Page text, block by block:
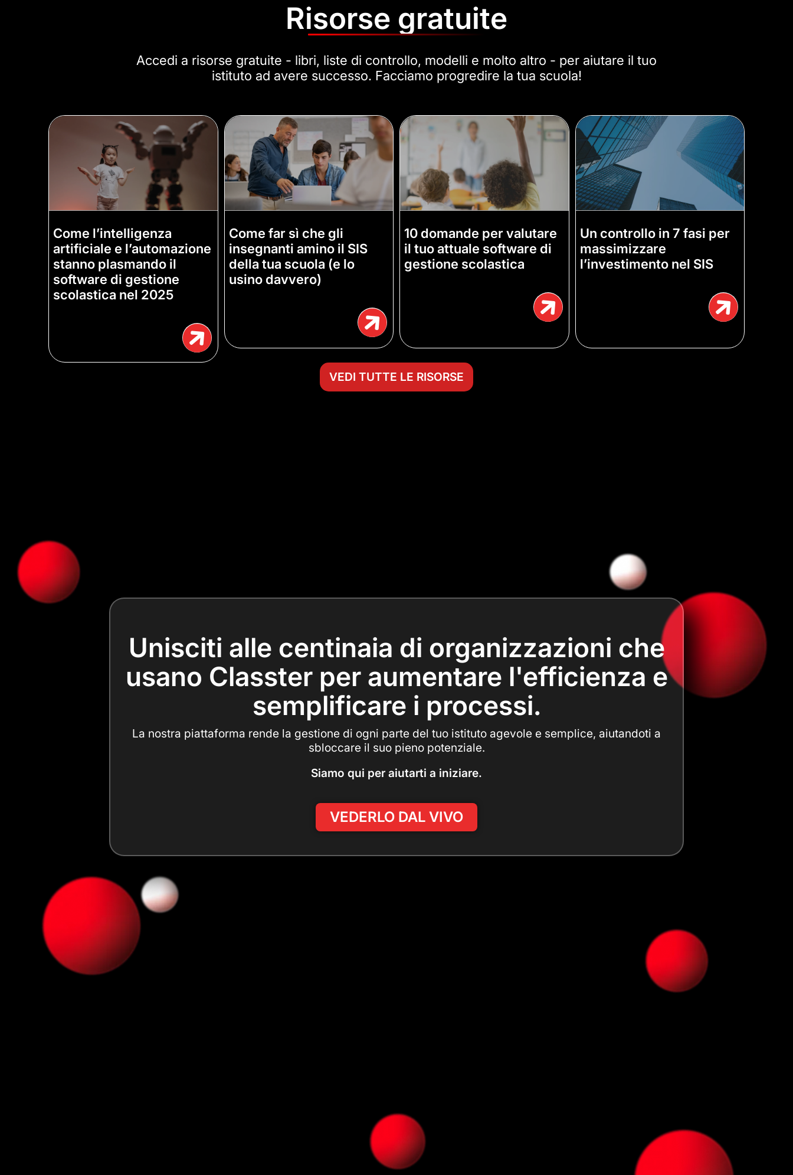
Risorse gratuite
Accedi a risorse gratuite - libri, liste di controllo, modelli e molto altro - per aiutare il tuo
istituto ad avere successo. Facciamo progredire la tua scuola!
Come l’intelligenza
artificiale e l’automazione
stanno plasmando il
software di gestione
scolastica nel 2025
Come far sì che gli
insegnanti amino il SIS
della tua scuola (e lo
usino davvero)
10 domande per valutare
il tuo attuale software di
gestione scolastica
Un controllo in 7 fasi per
massimizzare
l’investimento nel SIS
VEDI TUTTE LE RISORSE
Unisciti alle centinaia di organizzazioni che
usano Classter per aumentare l'efficienza e
semplificare i processi.
La nostra piattaforma rende la gestione di ogni parte del tuo istituto agevole e semplice, aiutandoti a
sbloccare il suo pieno potenziale.
Siamo qui per aiutarti a iniziare.
VEDERLO DAL VIVO